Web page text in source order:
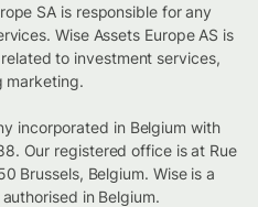
SA is responsible for any
Wise Assets Europe AS is
to investment services,
marketing.
incorporated in Belgium with
Our registered office is at Rue
Brussels, Belgium. Wise is a
in Belgium.